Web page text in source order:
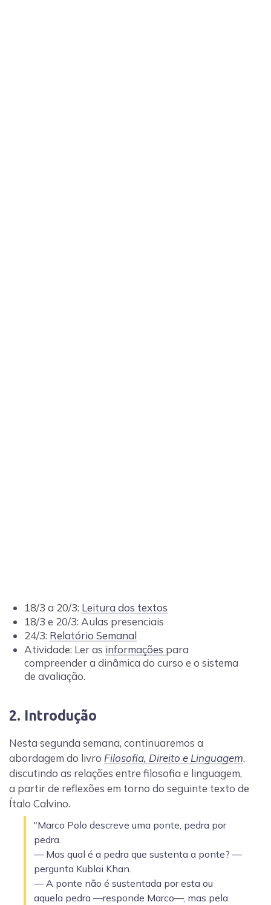
18/3 a 20/3: Leitura dos textos
18/3 e 20/3: Aulas presenciais
24/3: Relatório Semanal
Atividade: Ler as informações para
compreender a dinâmica do curso e o sistema
de avaliação.
2. Introdução
Nesta segunda semana, continuaremos a
abordagem do livro Filosofia, Direito e Linguagem,
discutindo as relações entre filosofia e linguagem,
a partir de reflexões em torno do seguinte texto de
Ítalo Calvino.
"Marco Polo descreve uma ponte, pedra por
pedra.
— Mas qual é a pedra que sustenta a ponte? —
pergunta Kublai Khan.
— A ponte não é sustentada por esta ou
aquela pedra —responde Marco—, mas pela